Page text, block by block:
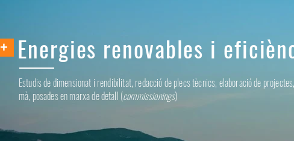
Energies renovables i
Estudis de dimensionat i rendibilitat, redacció de plecs tècnics, elaboració de
mà, posades en marxa de detall (commissionings)
+